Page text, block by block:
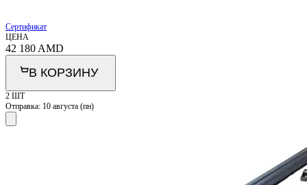
Сертификат
ЦЕНА
42 180 AMD
В КОРЗИНУ
2 ШТ
Отправка: 10 августа (пн)